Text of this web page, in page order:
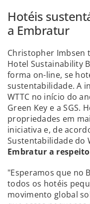
Hotéis
a Embratur
Christopher Imbsen
Hotel Sustainability
forma on-line, se
sustentabilidade. A
WTTC no início do
Green Key e a SGS.
propriedades em
iniciativa e, de
Sustentabilidade do
Embratur a
"Esperamos que no
todos os hotéis
movimento global